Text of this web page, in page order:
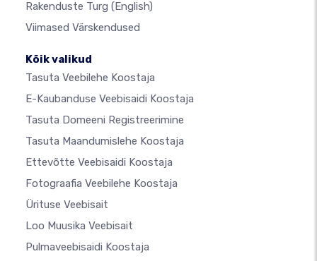
Rakenduste Turg (English)
Viimased Värskendused
Kõik valikud
Tasuta Veebilehe Koostaja
E-Kaubanduse Veebisaidi Koostaja
Tasuta Domeeni Registreerimine
Tasuta Maandumislehe Koostaja
Ettevõtte Veebisaidi Koostaja
Fotograafia Veebilehe Koostaja
Ürituse Veebisait
Loo Muusika Veebisait
Pulmaveebisaidi Koostaja